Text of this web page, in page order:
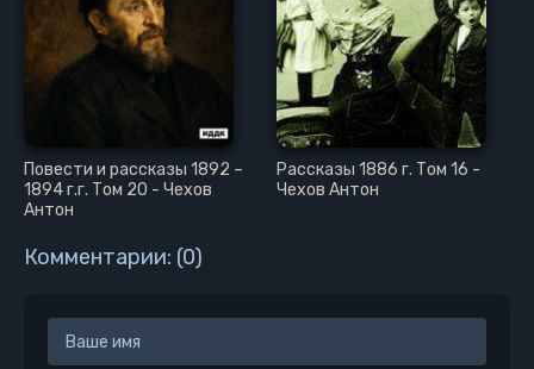
Повести и рассказы 1892 –
1894 г.г. Том 20 - Чехов
Антон
Рассказы 1886 г. Том 16 -
Чехов Антон
Комментарии: (0)